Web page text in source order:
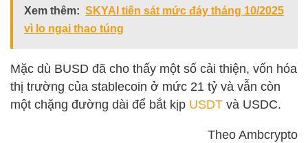
Xem thêm: SKYAI tiến sát mức đáy tháng 10/2025
vì lo ngại thao túng
Mặc dù BUSD đã cho thấy một số cải thiện, vốn hóa
thị trường của stablecoin ở mức 21 tỷ và vẫn còn
một chặng đường dài để bắt kịp USDT và USDC.
Theo Ambcrypto